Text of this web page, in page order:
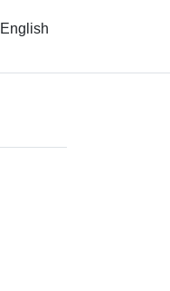
English